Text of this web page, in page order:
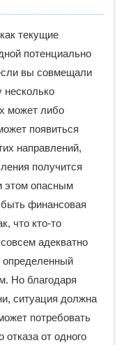
текущие
потенциально
вы совмещали
несколько
может либо
появиться
направлений,
получится
этом опасным
финансовая
что кто-то
адекватно
определенный
Но благодаря
ситуация должна
потребовать
от одного